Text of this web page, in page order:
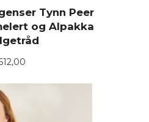
Tynn Peer
og Alpakka